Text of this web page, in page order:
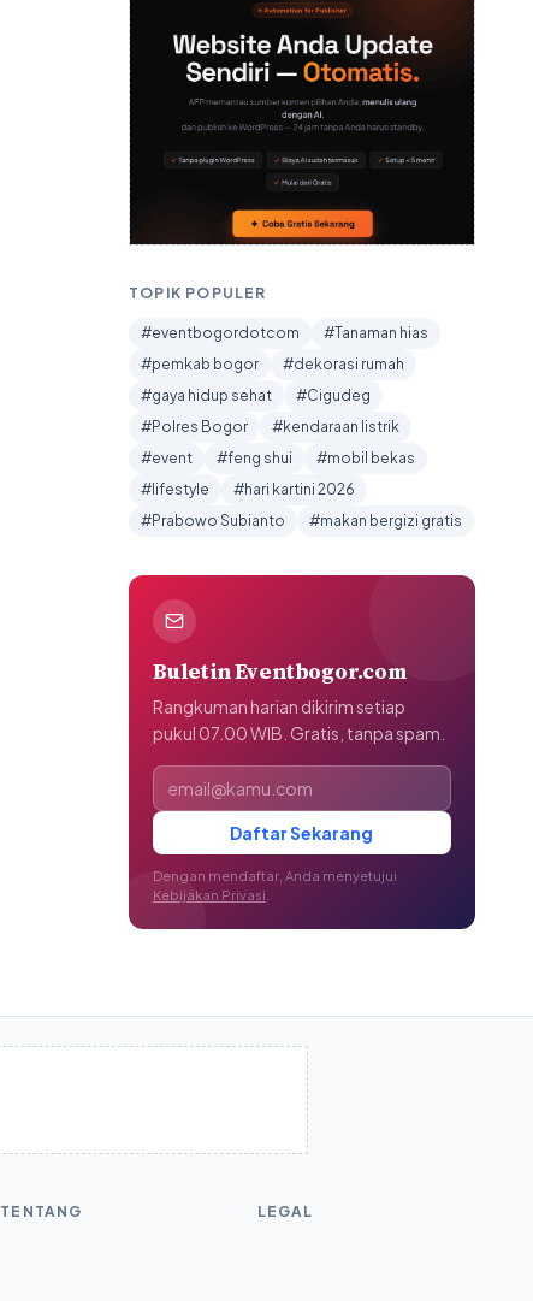
TOPIK POPULER
#eventbogordotcom
#Tanaman hias
#pemkab bogor
#dekorasi rumah
#gaya hidup sehat
#Cigudeg
#Polres Bogor
#kendaraan listrik
#event
#feng shui
#mobil bekas
#lifestyle
#hari kartini 2026
#Prabowo Subianto
#makan bergizi gratis
Buletin Eventbogor.com
Rangkuman harian dikirim setiap
pukul 07.00 WIB. Gratis, tanpa spam.
Alamat email
Daftar Sekarang
Dengan mendaftar, Anda menyetujui
Kebijakan Privasi
TENTANG LEGAL